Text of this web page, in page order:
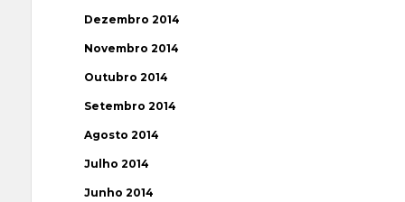
Dezembro 2014
Novembro 2014
Outubro 2014
Setembro 2014
Agosto 2014
Julho 2014
Junho 2014